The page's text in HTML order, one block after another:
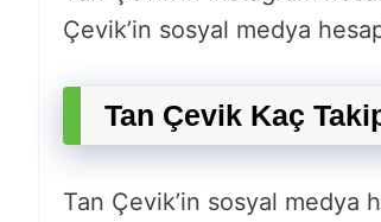
Çevik’in sosyal medya
Tan Çevik Kaç
Tan Çevik’in sosyal medya